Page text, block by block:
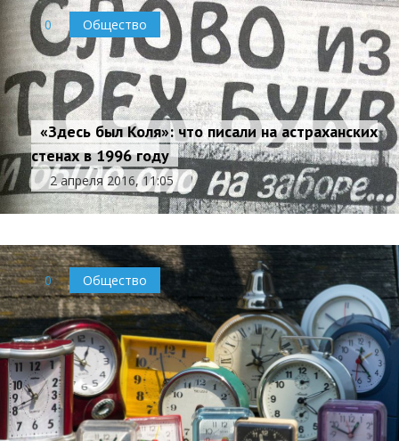
0 Общество
«Здесь был Коля»: что писали на астраханских
стенах в 1996 году
2 апреля 2016, 11:05
0 Общество